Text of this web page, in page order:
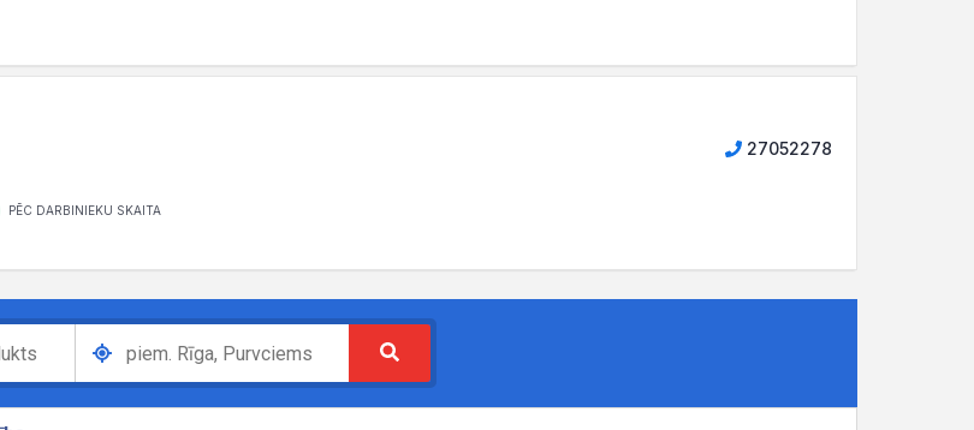
27052278
PĒC DARBINIEKU SKAITA